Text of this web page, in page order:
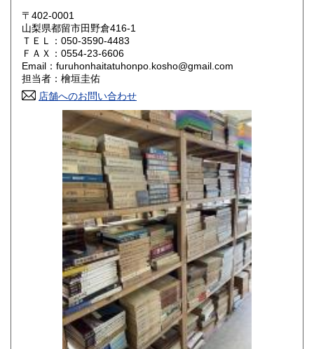
岡山県
山口県 800円
香川県 800円 愛媛県
高知県 800円
800円 長崎県
800円 大分県
800円 鹿児島県
1,500円
〒402-0001
山梨県都留市田野倉416-1
ＴＥＬ：050-3590-4483
ＦＡＸ：0554-23-6606
Email：furuhonhaitatuhonpo.kosho@gmail.com
担当者：檜垣圭佑
店舗へのお問い合わせ